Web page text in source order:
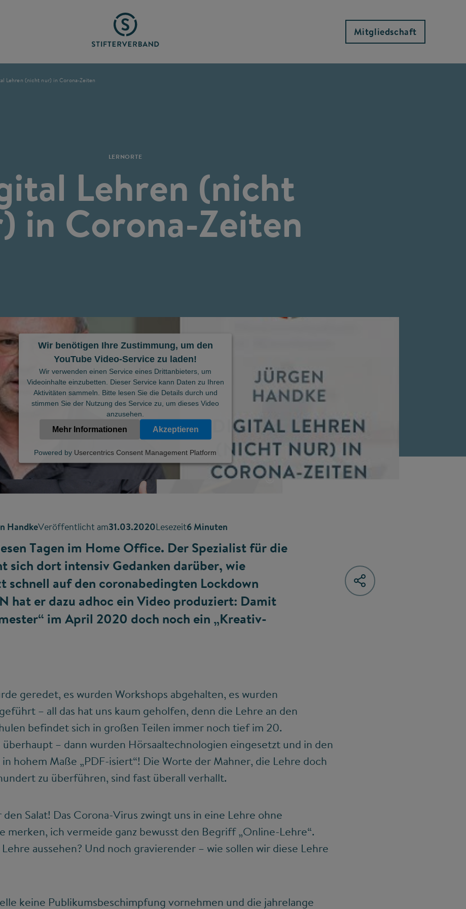
Mitgliedschaft
Lehren (nicht nur) in Corona-Zeiten
LERNORTE
Lehren (nicht
in Corona-Zeiten
©
Wir benötigen Ihre Zustimmung, um den
YouTube Video-Service zu laden!
Wir verwenden einen Service eines Drittanbieters, um
Videoinhalte einzubetten. Dieser Service kann Daten zu Ihren
Aktivitäten sammeln. Bitte lesen Sie die Details durch und
stimmen Sie der Nutzung des Service zu, um dieses Video
anzusehen.
Mehr Informationen Akzeptieren
Powered by Usercentrics Consent Management Platform
HandkeVeröffentlicht am31.03.2020Lesezeit6 Minuten
Tagen im Home Office. Der Spezialist für die
sich dort intensiv Gedanken darüber, wie
schnell auf den coronabedingten Lockdown
hat er dazu adhoc ein Video produziert: Damit
im April 2020 doch noch ein „Kreativ-
geredet, es wurden Workshops abgehalten, es wurden
– all das hat uns kaum geholfen, denn die Lehre an den
befindet sich in großen Teilen immer noch tief im 20.
– dann wurden Hörsaaltechnologien eingesetzt und in den
hohem Maße „PDF-isiert“! Die Worte der Mahner, die Lehre doch
zu überführen, sind fast überall verhallt.
Salat! Das Corona-Virus zwingt uns in eine Lehre ohne
merken, ich vermeide ganz bewusst den Begriff „Online-Lehre“.
aussehen? Und noch gravierender – wie sollen wir diese Lehre
keine Publikumsbeschimpfung vornehmen und die jahrelange